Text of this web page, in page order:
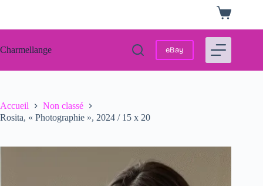
Panier
d’achat
Charmellange eBay
Accueil
Non classé
Rosita, « Photographie », 2024 / 15 x 20